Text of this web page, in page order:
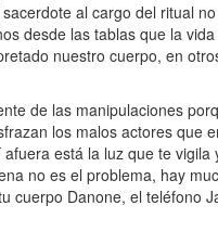
al cargo del ritual
desde las tablas que la
nuestro cuerpo, en
de las manipulaciones
los malos actores
está la luz que te
no es el problema, hay
cuerpo Danone, el teléfono